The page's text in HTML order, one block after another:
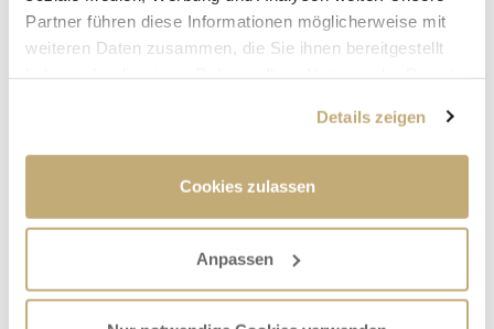
Partner führen diese Informationen möglicherweise mit
weiteren Daten zusammen, die Sie ihnen bereitgestellt
Details zeigen
Cookies zulassen
Anpassen
VORLESEN, ZUHÖREN, UNTERHALTEN
Die Hallstadterin Waltraud Brix bietet solch einen
Nachmittag seit mehreren Monaten an. Völlig zwanglos
ihren Lieblingswerken vorlesen oder einfach zuhören und